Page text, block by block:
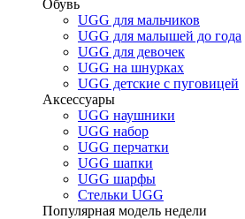
Обувь
UGG для мальчиков
UGG для малышей до года
UGG для девочек
UGG на шнурках
UGG детские с пуговицей
Аксессуары
UGG наушники
UGG набор
UGG перчатки
UGG шапки
UGG шарфы
Стельки UGG
Популярная модель недели